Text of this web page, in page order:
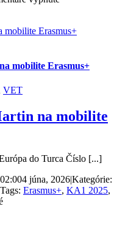
Jičína
ekonomiky
mobilite Erasmus+
mobilite Erasmus+
VET
na mobilite
do Turca Číslo [...]
4 júna, 2026|Kategórie:
Tags: Erasmus+, KA1 2025,
na